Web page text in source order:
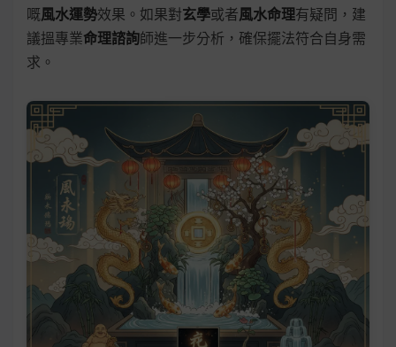
嘅風水運勢效果。如果對玄學或者風水命理有疑問，建
議搵專業命理諮詢師進一步分析，確保擺法符合自身需
求。